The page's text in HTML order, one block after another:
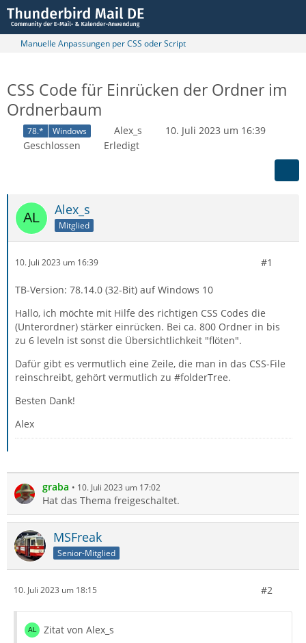
Manuelle Anpassungen per CSS oder Script
CSS Code für Einrücken der Ordner im
Ordnerbaum
78.* Windows Alex_s
10. Juli 2023 um 16:39
Geschlossen
Erledigt
Alex_s
Mitglied
10. Juli 2023 um 16:39 #1
TB-Version: 78.14.0 (32-Bit) auf Windows 10
Hallo, ich möchte mit Hilfe des richtigen CSS Codes die
(Unterordner) stärker einrücken. Bei ca. 800 Ordner in bis
zu 6 leveln ist sonst die Übersichtlichkeit "flöten".
Dafür gibt es vermutlich eine Zeile, die man in das CSS-File
reinschreibt, gehört vermutlich zu #folderTree.
Besten Dank!
Alex
graba 10. Juli 2023 um 17:02
Hat das Thema freigeschaltet.
MSFreak
Senior-Mitglied
10. Juli 2023 um 18:15 #2
Zitat von Alex_s